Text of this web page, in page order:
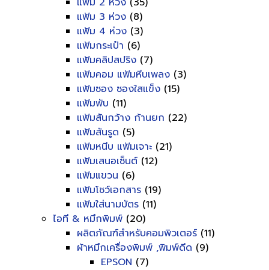
แฟ้ม 3 ห่วง (8)
แฟ้ม 4 ห่วง (3)
แฟ้มกระเป๋า (6)
แฟ้มคลิปสปริง (7)
แฟ้มคอม แฟ้มหีบเพลง (3)
แฟ้มซอง ซองใสแข็ง (15)
แฟ้มพับ (11)
แฟ้มสันกว้าง ก้านยก (22)
แฟ้มสันรูด (5)
แฟ้มหนีบ แฟ้มเจาะ (21)
แฟ้มเสนอเซ็นต์ (12)
แฟ้มแขวน (6)
แฟ้มโชว์เอกสาร (19)
แฟ้มใส่นามบัตร (11)
ไอที & หมึกพิมพ์ (20)
ผลิตภัณฑ์สำหรับคอมพิวเตอร์ (11)
ผ้าหมึกเครื่องพิมพ์ ,พิมพ์ดีด (9)
EPSON (7)